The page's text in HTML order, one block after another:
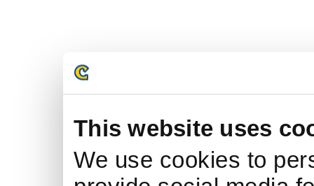
This website uses
We use cookies to